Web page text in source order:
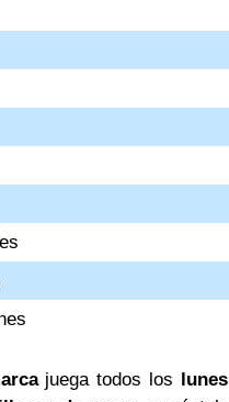
juega todos los